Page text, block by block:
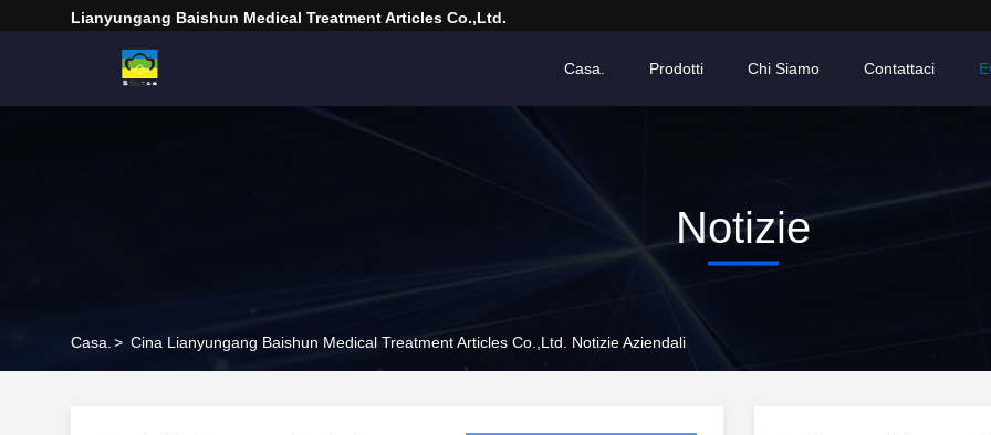
Lianyungang Baishun Medical Treatment Articles Co.,Ltd.
Casa. Prodotti Chi Siamo Contattaci
Notizie
Casa. > Cina Lianyungang Baishun Medical Treatment Articles Co.,Ltd. Notizie Aziendali